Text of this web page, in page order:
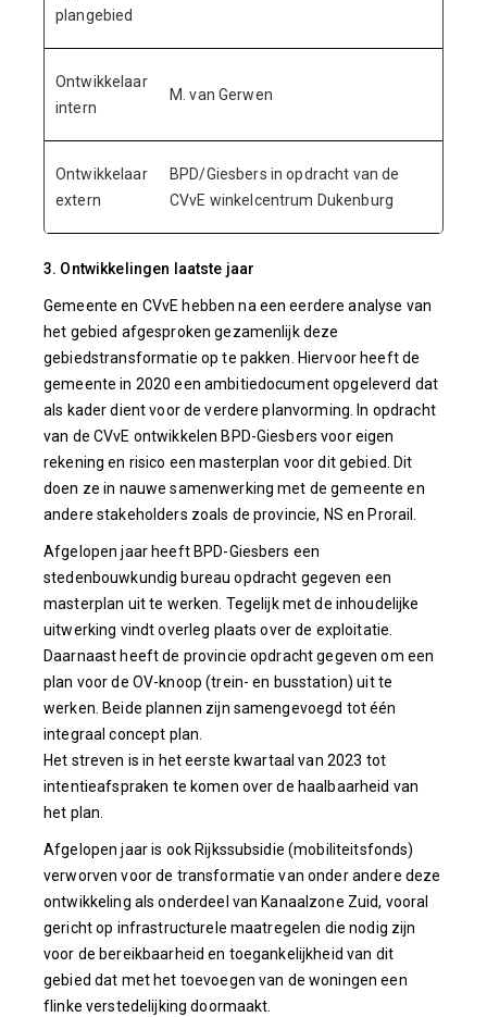
plangebied
Ontwikkelaar
intern
M. van Gerwen
Ontwikkelaar
extern
BPD/Giesbers in opdracht van de
CVvE winkelcentrum Dukenburg
3. Ontwikkelingen laatste jaar
Gemeente en CVvE hebben na een eerdere analyse van
het gebied afgesproken gezamenlijk deze
gebiedstransformatie op te pakken. Hiervoor heeft de
gemeente in 2020 een ambitiedocument opgeleverd dat
als kader dient voor de verdere planvorming. In opdracht
van de CVvE ontwikkelen BPD-Giesbers voor eigen
rekening en risico een masterplan voor dit gebied. Dit
doen ze in nauwe samenwerking met de gemeente en
andere stakeholders zoals de provincie, NS en Prorail.
Afgelopen jaar heeft BPD-Giesbers een
stedenbouwkundig bureau opdracht gegeven een
masterplan uit te werken. Tegelijk met de inhoudelijke
uitwerking vindt overleg plaats over de exploitatie.
Daarnaast heeft de provincie opdracht gegeven om een
plan voor de OV-knoop (trein- en busstation) uit te
werken. Beide plannen zijn samengevoegd tot één
integraal concept plan.
Het streven is in het eerste kwartaal van 2023 tot
intentieafspraken te komen over de haalbaarheid van
het plan.
Afgelopen jaar is ook Rijkssubsidie (mobiliteitsfonds)
verworven voor de transformatie van onder andere deze
ontwikkeling als onderdeel van Kanaalzone Zuid, vooral
gericht op infrastructurele maatregelen die nodig zijn
voor de bereikbaarheid en toegankelijkheid van dit
gebied dat met het toevoegen van de woningen een
flinke verstedelijking doormaakt.